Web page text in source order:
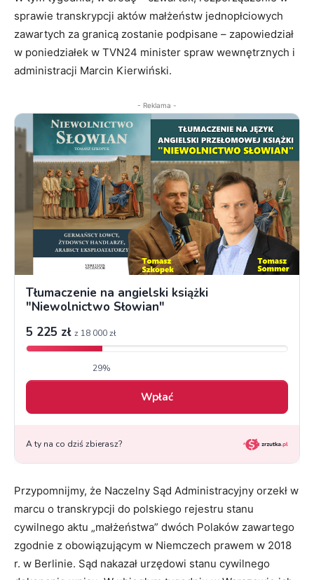
sprawie transkrypcji aktów małżeństw jednopłciowych
zawartych za granicą zostanie podpisane – zapowiedział
w poniedziałek w TVN24 minister spraw wewnętrznych i
administracji Marcin Kierwiński.
- Reklama -
Przypomnijmy, że Naczelny Sąd Administracyjny orzekł w
marcu o transkrypcji do polskiego rejestru stanu
cywilnego aktu „małżeństwa” dwóch Polaków zawartego
zgodnie z obowiązującym w Niemczech prawem w 2018
r. w Berlinie. Sąd nakazał urzędowi stanu cywilnego